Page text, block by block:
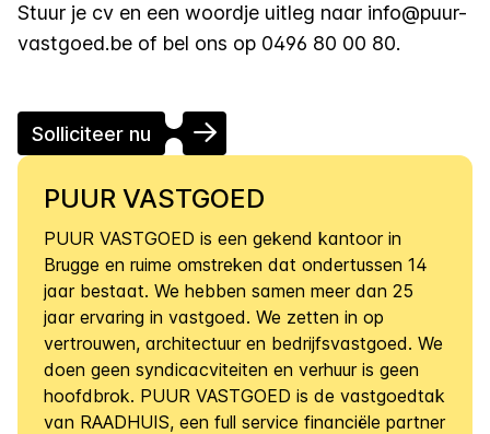
Stuur je cv en een woordje uitleg naar info@puur-
vastgoed.be of bel ons op 0496 80 00 80.
Solliciteer nu
PUUR VASTGOED
PUUR VASTGOED is een gekend kantoor in
Brugge en ruime omstreken dat ondertussen 14
jaar bestaat. We hebben samen meer dan 25
jaar ervaring in vastgoed. We zetten in op
vertrouwen, architectuur en bedrijfsvastgoed. We
doen geen syndicacviteiten en verhuur is geen
hoofdbrok. PUUR VASTGOED is de vastgoedtak
van RAADHUIS, een full service financiële partner